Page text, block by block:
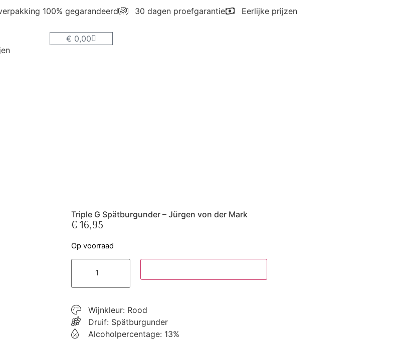
100% gegarandeerd 30 dagen proefgarantie Eerlijke prijzen
€ 0,00
Triple G Spätburgunder – Jürgen von der Mark
€16,95
Op voorraad
Wijnkleur: Rood
Druif: Spätburgunder
Alcoholpercentage: 13%